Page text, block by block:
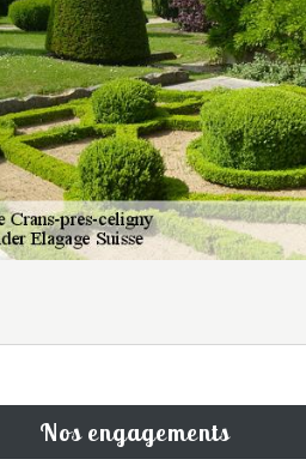
Nos engagements